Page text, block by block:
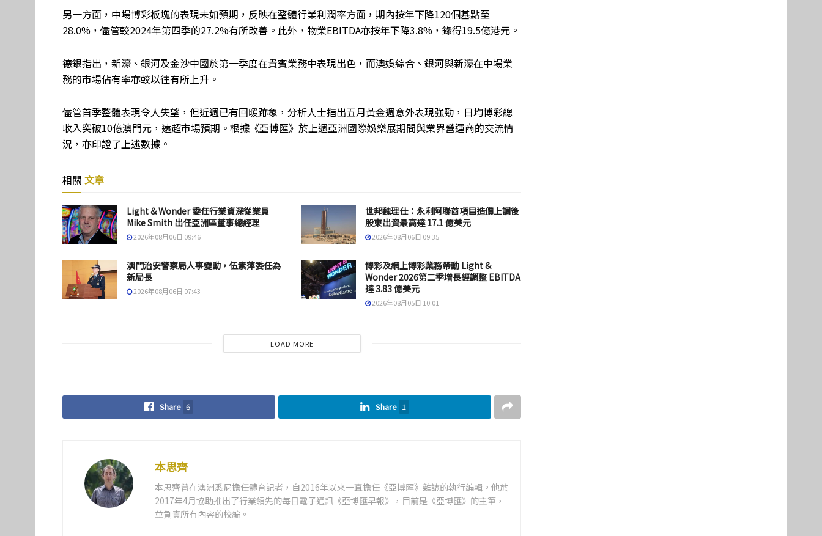
另一方面，中場博彩板塊的表現未如預期，反映在整體行業利潤率方面，期內按年下降120個基點至
28.0%，儘管較2024年第四季的27.2%有所改善。此外，物業EBITDA亦按年下降3.8%，錄得19.5億港元。
德銀指出，新濠、銀河及金沙中國於第一季度在貴賓業務中表現出色，而澳娛綜合、銀河與新濠在中場業
務的市場佔有率亦較以往有所上升。
儘管首季整體表現令人失望，但近週已有回暖跡象，分析人士指出五月黃金週意外表現強勁，日均博彩總
收入突破10億澳門元，遠超市場預期。根據《亞博匯》於上週亞洲國際娛樂展期間與業界營運商的交流情
況，亦印證了上述數據。
相關 文章
Light & Wonder 委任行業資深從業員
Mike Smith 出任亞洲區董事總經理
2026年08月06日 09:46
世邦魏理仕：永利阿聯酋項目造價上調後
股東出資最高達 17.1 億美元
2026年08月06日 09:35
澳門治安警察局人事變動，伍素萍委任為
新局長
2026年08月06日 07:43
博彩及網上博彩業務帶動 Light &
Wonder 2026第二季增長經調整 EBITDA
達 3.83 億美元
2026年08月05日 10:01
LOAD MORE
Share 6 Share 1
本思齊
本思齊曾在澳洲悉尼擔任體育記者，自2016年以來一直擔任《亞博匯》雜誌的執行編輯。他於
2017年4月協助推出了行業領先的每日電子通訊《亞博匯早報》，目前是《亞博匯》的主筆，
並負責所有內容的校編。